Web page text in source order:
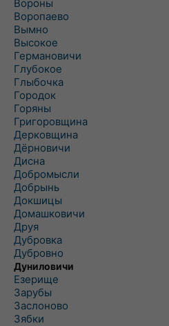
Вороны
Воропаево
Вымно
Высокое
Германовичи
Глубокое
Глыбочка
Городок
Горяны
Григоровщина
Дерковщина
Дёрновичи
Дисна
Добромысли
Добрынь
Докшицы
Домашковичи
Друя
Дубровка
Дубровно
Дуниловичи
Езерище
Зарубы
Заслоново
Зябки